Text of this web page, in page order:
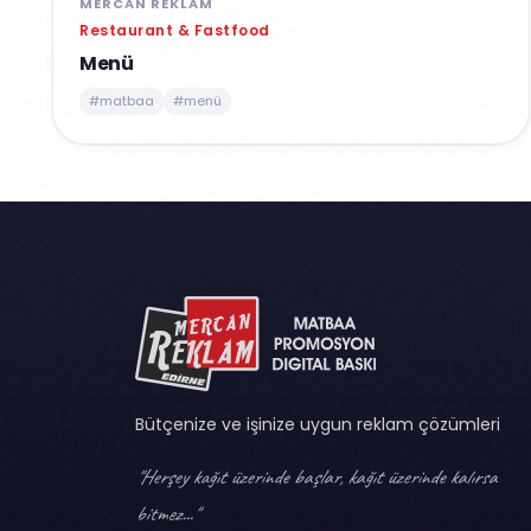
Restaurant & Fastfood
Menü
#matbaa #menü
Bütçenize ve işinize uygun reklam çözümleri
"Herşey kağıt üzerinde başlar, kağıt üzerinde kalırsa
bitmez..."